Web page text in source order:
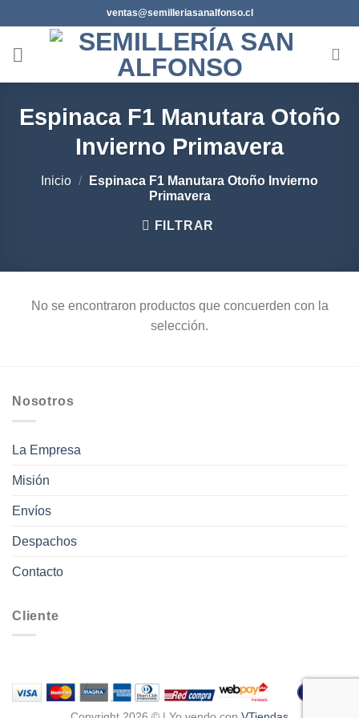
al
contenido
ventas@semilleriasanalfonso.cl
Espinaca F1 Manutara Otoño
Invierno Primavera
Inicio /
Espinaca F1 Manutara Otoño Invierno
Primavera
FILTRAR
No se encontraron productos que concuerden con la
selección.
Nosotros
La Empresa
Misión
Envíos
Despachos
Contacto
Cliente